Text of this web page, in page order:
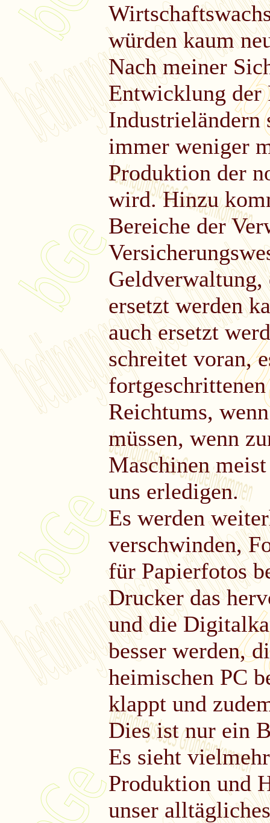
würden kaum
Nach meiner
Entwicklung der
Industrieländern
immer weniger
Produktion der
wird. Hinzu
Bereiche der
Geldverwaltung,
ersetzt werden
auch ersetzt
schreitet voran,
Reichtums,
müssen, wenn
Maschinen
uns erledigen.
Es werden
verschwinden,
für Papierfotos
Drucker das
und die
besser werden,
heimischen PC
klappt und
Dies ist nur ein
Es sieht
Produktion und
unser